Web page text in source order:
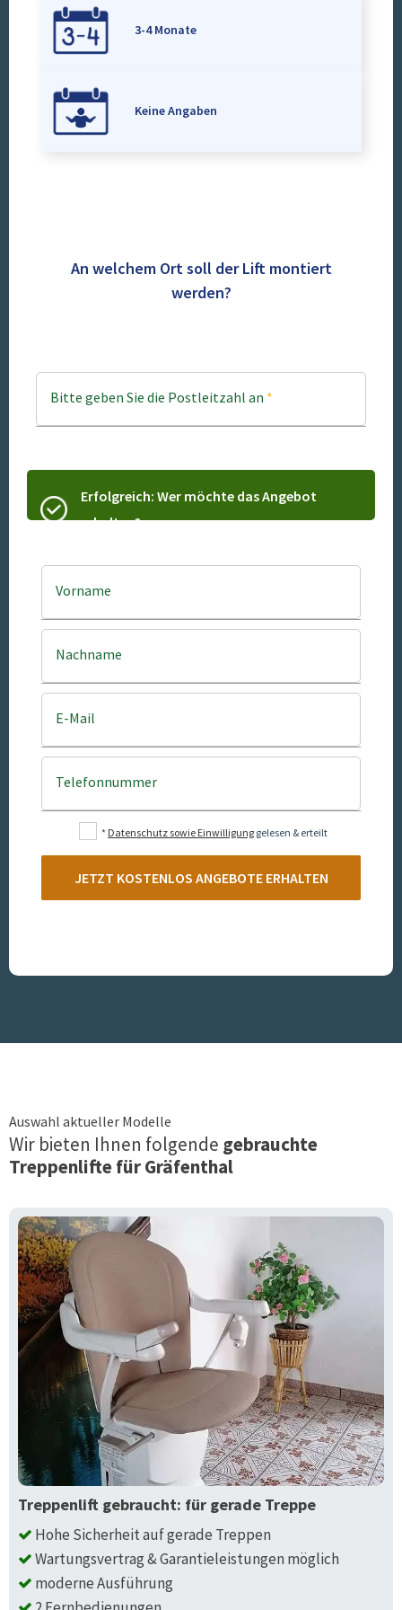
3-4 Monate
Keine Angaben
An welchem Ort soll der Lift montiert
werden?
Bitte geben Sie die Postleitzahl an *
Erfolgreich: Wer möchte das Angebot
erhalten?
Vorname
Nachname
E-Mail
Telefonnummer
* Datenschutz sowie Einwilligung gelesen & erteilt
JETZT KOSTENLOS ANGEBOTE ERHALTEN
Auswahl aktueller Modelle
Wir bieten Ihnen folgende gebrauchte
Treppenlifte fürGräfenthal
Treppenlift gebraucht: für gerade Treppe
Hohe Sicherheit auf gerade Treppen
Wartungsvertrag & Garantieleistungen möglich
moderne Ausführung